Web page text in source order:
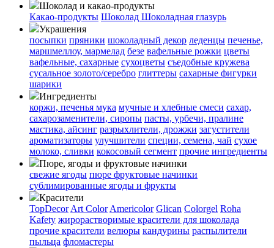
Шоколад и какао-продукты
Какао-продукты Шоколад Шоколадная глазурь
Украшения
посыпки пряники шоколадный декор леденцы печенье,
маршмеллоу, мармелад безе вафельные рожки цветы
вафельные, сахарные сухоцветы съедобные кружева
сусальное золото/серебро глиттеры сахарные фигурки
шарики
Ингредиенты
коржи, печенья мука мучные и хлебные смеси сахар,
сахарозаменители, сиропы пасты, урбечи, пралине
мастика, айсинг разрыхлители, дрожжи загустители
ароматизаторы улучшители специи, семена, чай сухое
молоко, сливки кокосовый сегмент прочие ингредиенты
Пюре, ягоды и фруктовые начинки
свежие ягоды пюре фруктовые начинки
сублимированные ягоды и фрукты
Красители
TopDecor Art Color Americolor Glican Colorgel Roha
Kafety жирорастворимые красители для шоколада
прочие красители велюры кандурины распылители
пыльца фломастеры